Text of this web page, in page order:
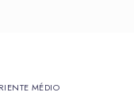
MÉDIO